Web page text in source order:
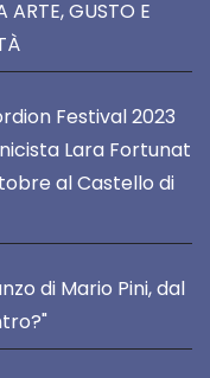
ARTE, GUSTO E
Festival 2023
Lara Fortunat
al Castello di
di Mario Pini, dal